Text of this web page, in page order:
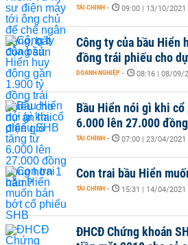
TÀI CHÍNH - 09:00 | 13/10/2021
Công ty của bầu Hiển
đồng trái phiếu cho
DOANH NGHIỆP - 08:16 | 08/09/
Bầu Hiển nói gì khi
6.000 lên 27.000
TÀI CHÍNH - 07:00 | 23/04/2021
Con trai bầu Hiển
TÀI CHÍNH - 15:31 | 14/04/2021
ĐHCĐ Chứng khoán